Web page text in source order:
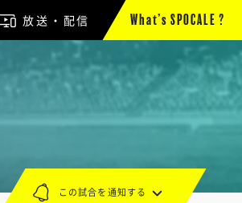
放送・配信 What’s SPOCALE ?
この試合を通知する